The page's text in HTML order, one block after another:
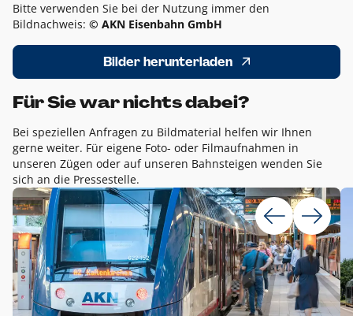
Bitte verwenden Sie bei der Nutzung immer den
Bildnachweis: © AKN Eisenbahn GmbH
Bilder herunterladen
Für Sie war nichts dabei?
Bei speziellen Anfragen zu Bildmaterial helfen wir Ihnen
gerne weiter. Für eigene Foto- oder Filmaufnahmen in
unseren Zügen oder auf unseren Bahnsteigen wenden Sie
sich an die Pressestelle.